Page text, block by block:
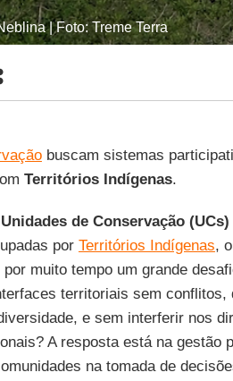
| Foto: Treme Terra
buscam sistemas
Territórios Indígenas.
Unidades de Conservação (UCs)
por Territórios Indígenas,
muito tempo um grande
territoriais sem conflitos,
e sem interferir nos
A resposta está na gestão
na tomada de